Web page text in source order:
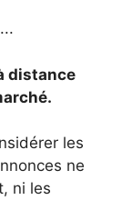
distance
les
ne
ni les